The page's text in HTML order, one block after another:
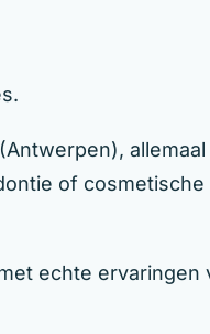
of
echte ervaringen